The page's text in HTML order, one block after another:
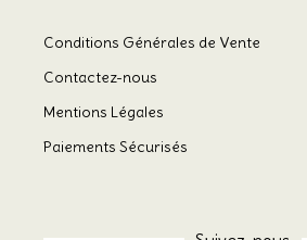
Conditions Générales de Vente
Contactez-nous
Mentions Légales
Paiements Sécurisés